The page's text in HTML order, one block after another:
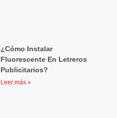
¿Cómo Instalar
Fluorescente En Letreros
Publicitarios?
Leer más »